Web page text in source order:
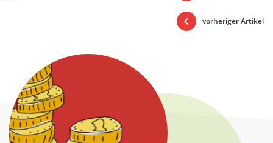
vorheriger Artikel